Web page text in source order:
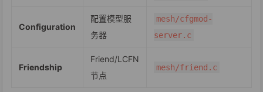
Configuration
配置模型服
务器
mesh/cfgmod-
server.c
Friendship
Friend/LCFN
节点
mesh/friend.c